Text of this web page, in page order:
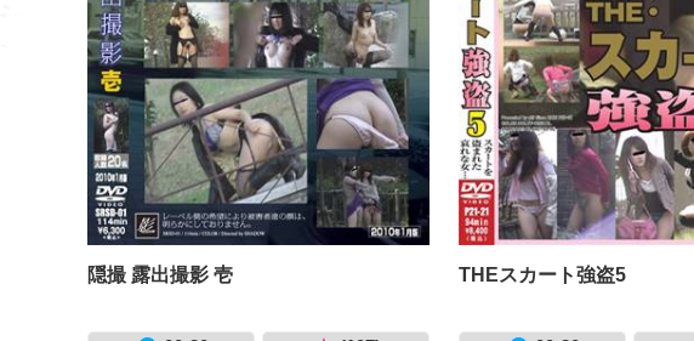
隠撮 露出撮影 壱 THEスカート強盗5